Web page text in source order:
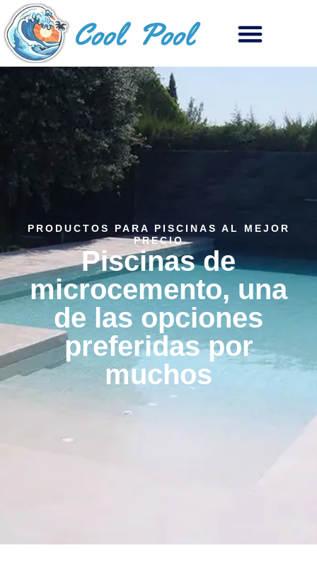
PRODUCTOS PARA PISCINAS AL MEJOR
PRECIO
Piscinas de
microcemento, una
de las opciones
preferidas por
muchos